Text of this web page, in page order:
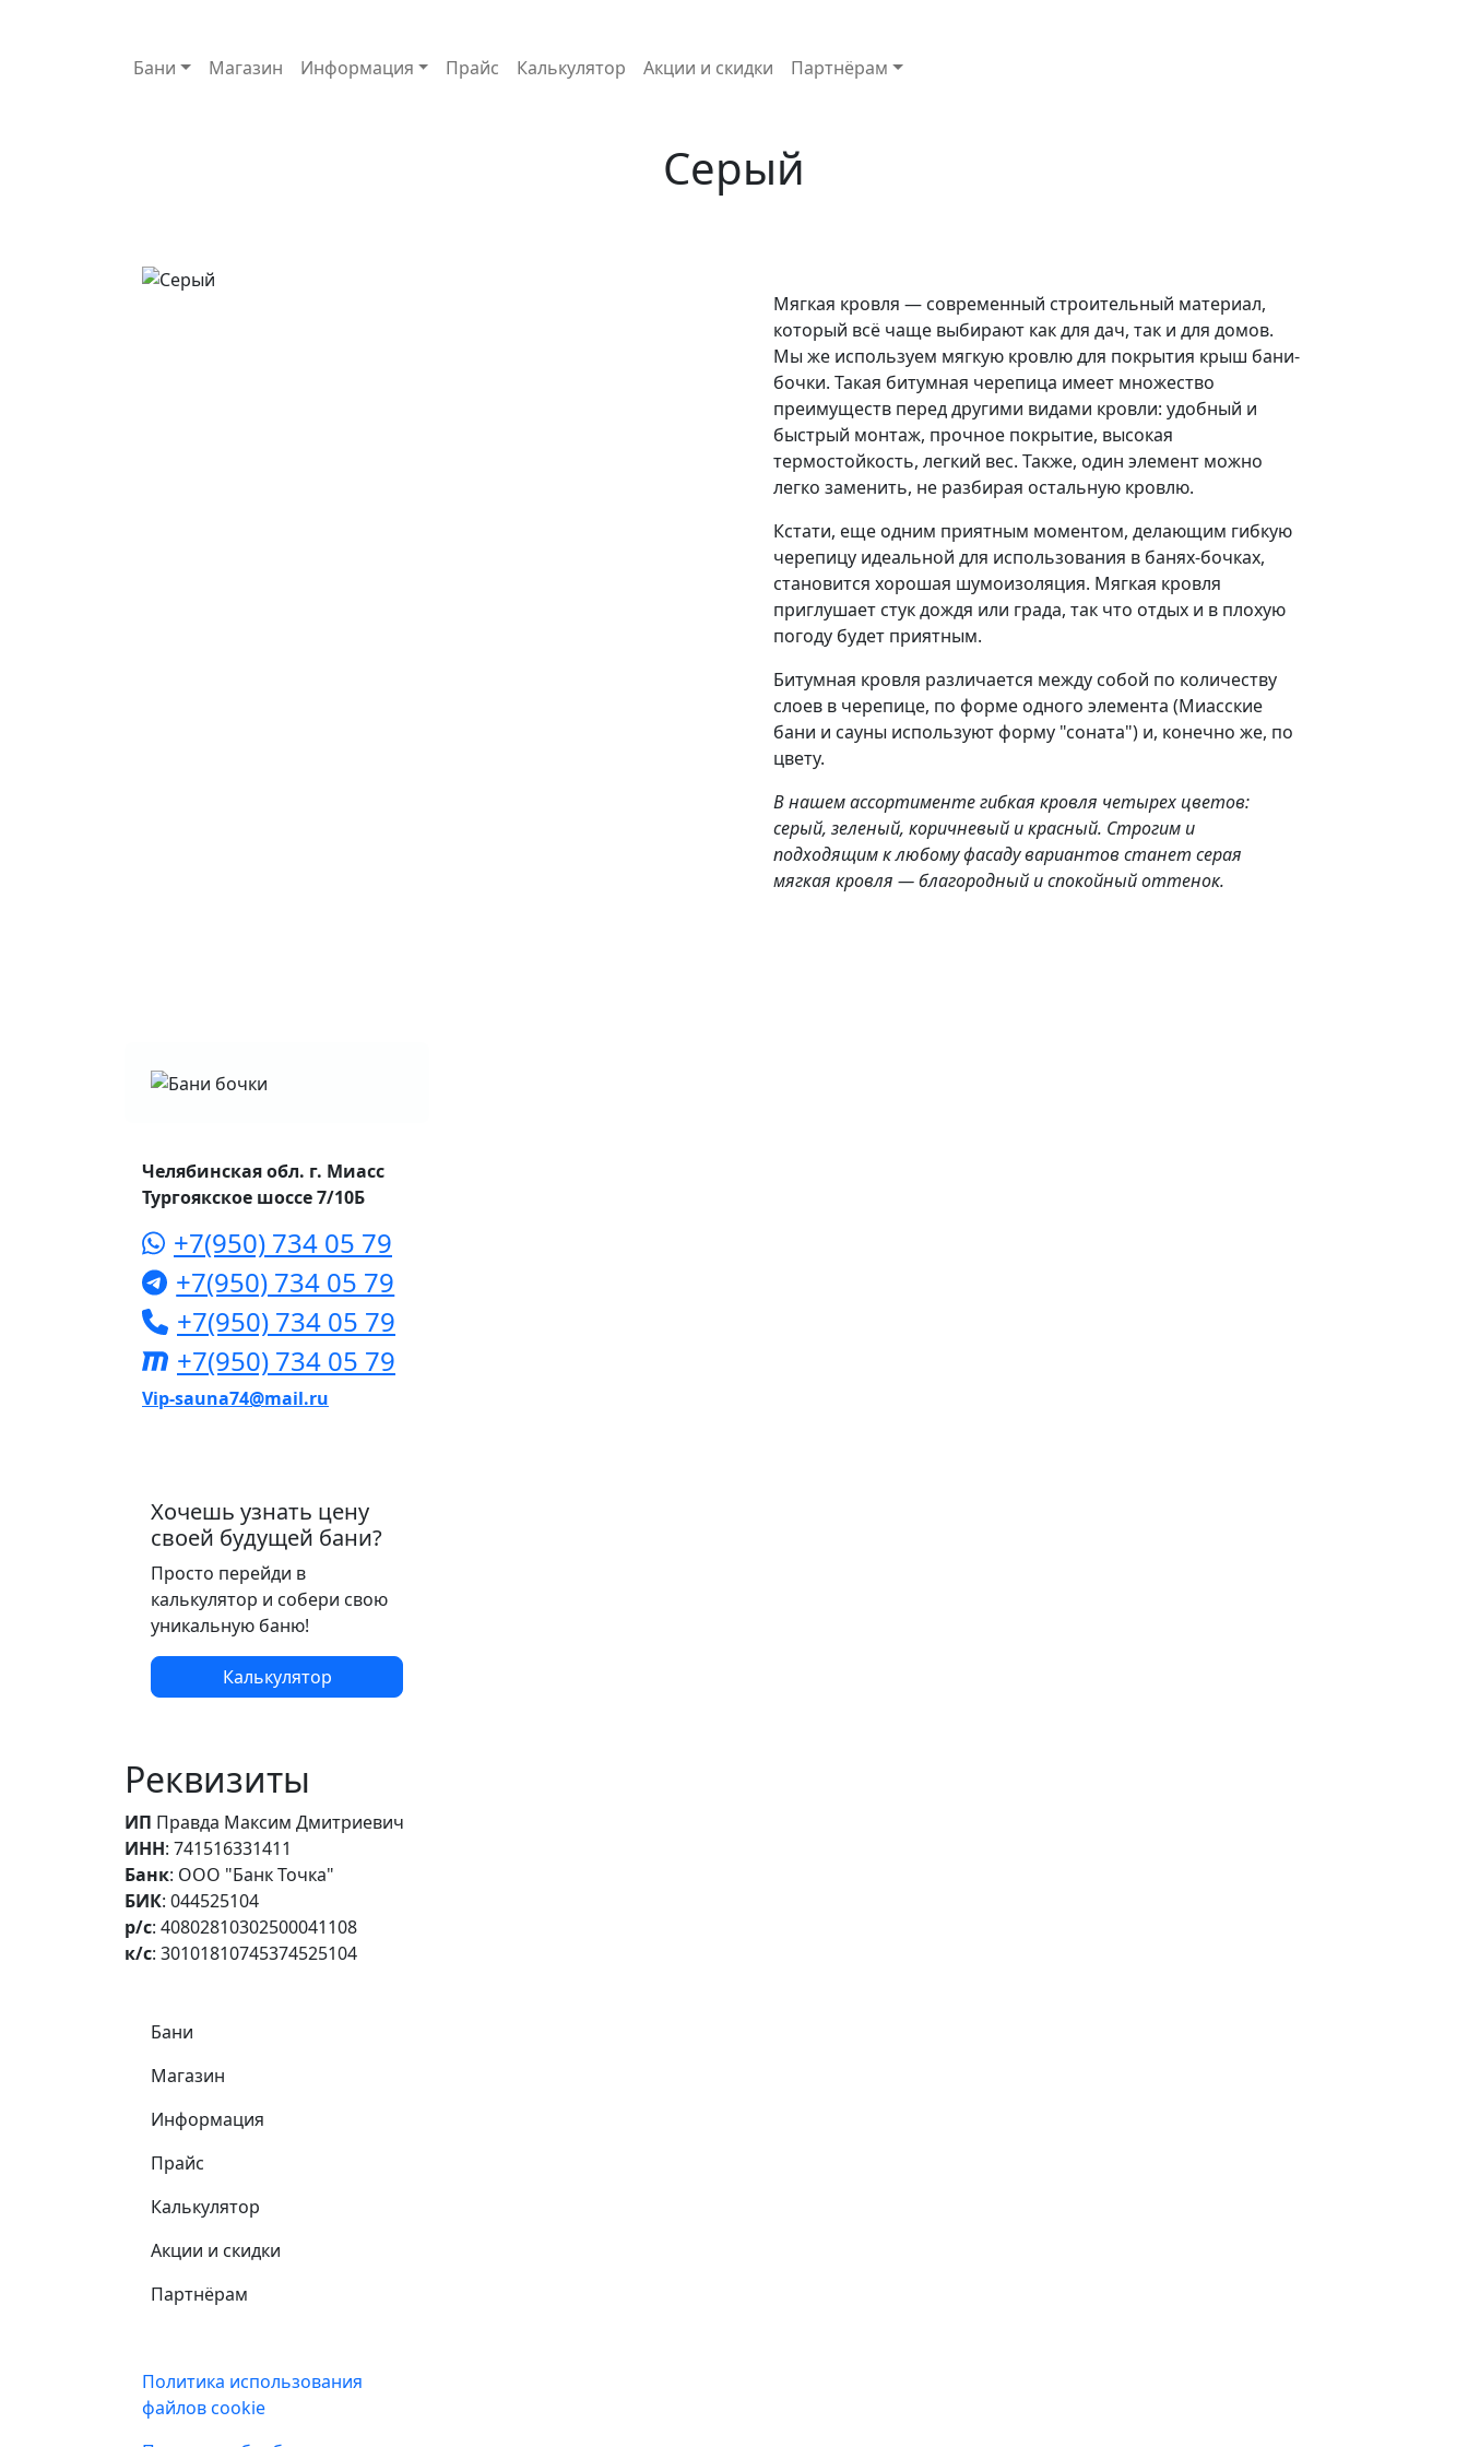
Основная навигация
Бани Магазин Информация Прайс Калькулятор Акции и скидки Партнёрам
Серый
Мягкая кровля — современный строительный материал,
который всё чаще выбирают как для дач, так и для домов.
Мы же используем мягкую кровлю для покрытия крыш бани-
бочки. Такая битумная черепица имеет множество
преимуществ перед другими видами кровли: удобный и
быстрый монтаж, прочное покрытие, высокая
термостойкость, легкий вес. Также, один элемент можно
легко заменить, не разбирая остальную кровлю.
Кстати, еще одним приятным моментом, делающим гибкую
черепицу идеальной для использования в банях-бочках,
становится хорошая шумоизоляция. Мягкая кровля
приглушает стук дождя или града, так что отдых и в плохую
погоду будет приятным.
Битумная кровля различается между собой по количеству
слоев в черепице, по форме одного элемента (Миасские
бани и сауны используют форму "соната") и, конечно же, по
цвету.
В нашем ассортименте гибкая кровля четырех цветов:
серый, зеленый, коричневый и красный. Строгим и
подходящим к любому фасаду вариантов станет серая
мягкая кровля — благородный и спокойный оттенок.
Челябинская обл. г. Миасс
Тургоякское шоссе 7/10Б
+7(950) 734 05 79
+7(950) 734 05 79
+7(950) 734 05 79
+7(950) 734 05 79
Vip-sauna74@mail.ru
Хочешь узнать цену
своей будущей бани?
Просто перейди в
калькулятор и собери свою
уникальную баню!
Калькулятор
Реквизиты
ИП Правда Максим Дмитриевич
ИНН: 741516331411
Банк: ООО "Банк Точка"
БИК: 044525104
р/с: 40802810302500041108
к/с: 30101810745374525104
Самое важное
Бани
Магазин
Информация
Прайс
Калькулятор
Акции и скидки
Партнёрам
Подвал
Политика использования
файлов cookie